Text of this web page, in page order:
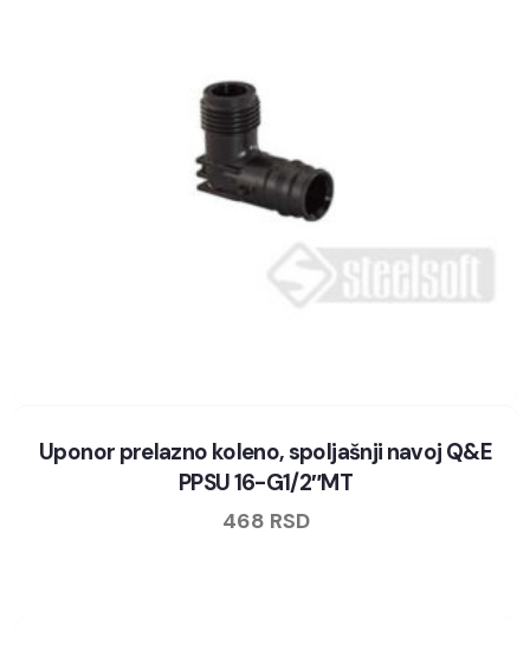
Uponor prelazno koleno, spoljašnji navoj Q&E
PPSU 16-G1/2″MT
468 RSD